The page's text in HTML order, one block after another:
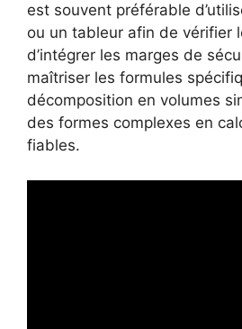
est souvent préférable
ou un tableur afin de vérifier
d’intégrer les marges de
maîtriser les formules
décomposition en volumes
des formes complexes en
fiables.